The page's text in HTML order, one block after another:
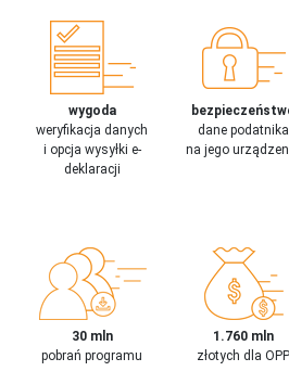
wygoda
weryfikacja danych
i opcja wysyłki e-
deklaracji
dane podatnika
na jego
30 mln
pobrań programu
1.760 mln
złotych dla OPP